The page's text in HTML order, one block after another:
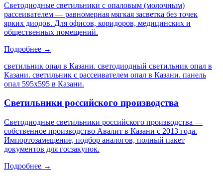
Светодиодные светильники с опаловым (молочным)
рассеивателем — равномерная мягкая засветка без точек
ярких диодов. Для офисов, коридоров, медицинских и
общественных помещений.
Подробнее →
светильник опал в Казани. светодиодный светильник опал в
Казани. светильник с рассеивателем опал в Казани. панель
опал 595х595 в Казани.
Светильники российского производства
Светодиодные светильники российского производства —
собственное производство Авалит в Казани с 2013 года.
Импортозамещение, подбор аналогов, полный пакет
документов для госзакупок.
Подробнее →